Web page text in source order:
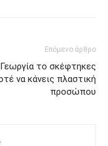
Επόμενο άρθρο
το σκέφτηκες
να κάνεις πλαστική
προσώπου